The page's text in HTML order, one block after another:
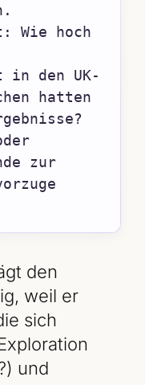
Wie hoch
den UK-
hatten
zur
den
weil er
sich
und